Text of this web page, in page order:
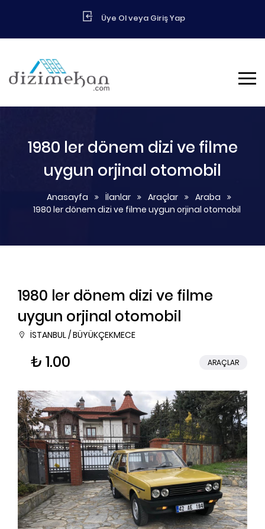
Üye Ol veya Giriş Yap
1980 ler dönem dizi ve filme
uygun orjinal otomobil
Anasayfa İlanlar Araçlar
Araba
1980 ler dönem dizi ve filme uygun orjinal otomobil
1980 ler dönem dizi ve filme
uygun orjinal otomobil
İSTANBUL / BÜYÜKÇEKMECE
₺ 1.00 ARAÇLAR